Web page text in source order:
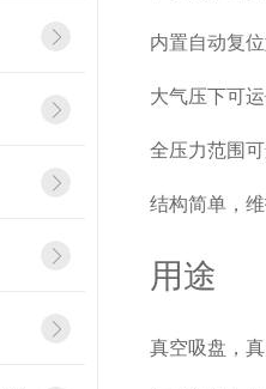
内置自动复
大气压下可
全压力范围
结构简单，
用途
真空吸盘，